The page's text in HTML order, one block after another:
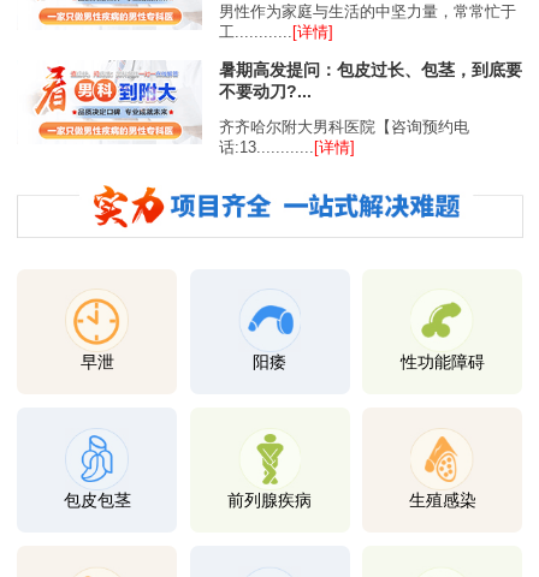
男性作为家庭与生活的中坚力量，常常忙于
工............ [详情]
暑期高发提问：包皮过长、包茎，到底要
不要动刀?...
齐齐哈尔附大男科医院【咨询预约电
话:13............
[详情]
早泄 阳痿 性功能障碍
包皮包茎 前列腺疾病 生殖感染